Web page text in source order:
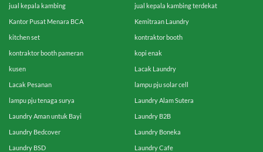
jual kepala kambing jual kepala kambing terdekat
Kantor Pusat Menara BCA Kemitraan Laundry
kitchen set kontraktor booth
kontraktor booth pameran kopi enak
kusen Lacak Laundry
Lacak Pesanan lampu pju solar cell
lampu pju tenaga surya Laundry Alam Sutera
Laundry Aman untuk Bayi Laundry B2B
Laundry Bedcover Laundry Boneka
Laundry BSD Laundry Cafe